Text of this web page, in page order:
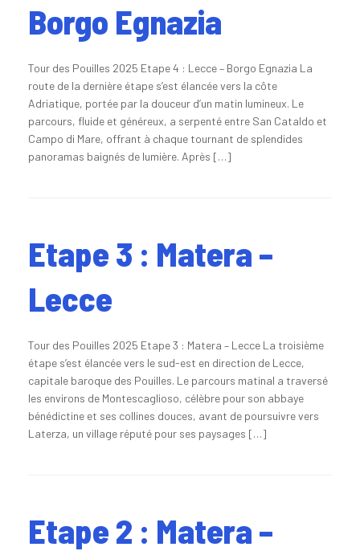
Borgo Egnazia
Tour des Pouilles 2025 Etape 4 : Lecce – Borgo Egnazia La
route de la dernière étape s’est élancée vers la côte
Adriatique, portée par la douceur d’un matin lumineux. Le
parcours, fluide et généreux, a serpenté entre San Cataldo et
Campo di Mare, offrant à chaque tournant de splendides
panoramas baignés de lumière. Après […]
Etape 3 : Matera –
Lecce
Tour des Pouilles 2025 Etape 3 : Matera – Lecce La troisième
étape s’est élancée vers le sud-est en direction de Lecce,
capitale baroque des Pouilles. Le parcours matinal a traversé
les environs de Montescaglioso, célèbre pour son abbaye
bénédictine et ses collines douces, avant de poursuivre vers
Laterza, un village réputé pour ses paysages […]
Etape 2 : Matera –